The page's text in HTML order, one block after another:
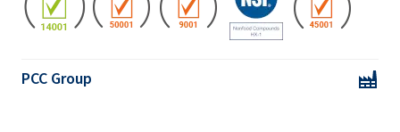
PCC Group